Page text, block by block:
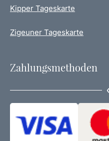
Kipper Tageskarte
Zigeuner Tageskarte
Zahlungsmethoden